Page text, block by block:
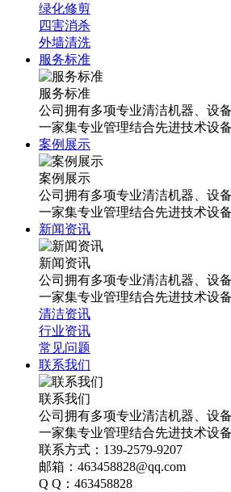
绿化修剪
四害消杀
外墙清洗
服务标准
服务标准
公司拥有多项专业清洁机器、设
一家集专业管理结合先进技术设
案例展示
案例展示
公司拥有多项专业清洁机器、设
一家集专业管理结合先进技术设
新闻资讯
新闻资讯
公司拥有多项专业清洁机器、设
一家集专业管理结合先进技术设
清洁资讯
行业资讯
常见问题
联系我们
联系我们
公司拥有多项专业清洁机器、设
一家集专业管理结合先进技术设
联系方式：139-2579-9207
邮箱：463458828@qq.com
Q Q：463458828